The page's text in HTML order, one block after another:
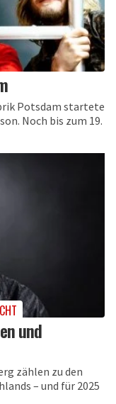
Potsdam startete
Noch bis zum 19.
und
zählen zu den
– und für 2025